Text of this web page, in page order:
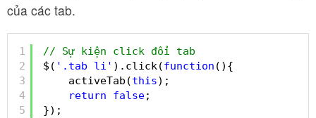
của các tab.
1
2
3
4
5
// Sự kiện click đổi tab
$( '.tab li' ).click(function (){
activeTab(this);
return
false;
});